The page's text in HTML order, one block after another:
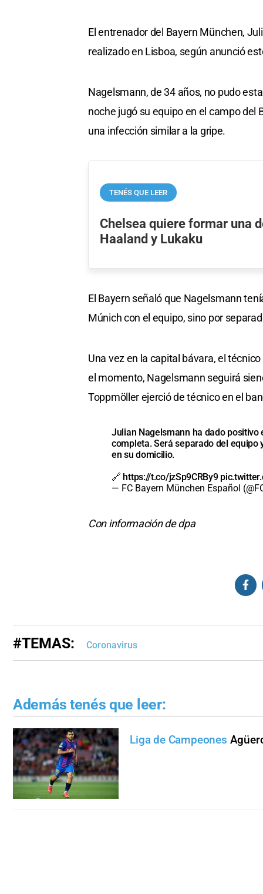
El entrenador del Bayern München,
realizado en Lisboa, según anunció
Nagelsmann, de 34 años, no pudo
noche jugó su equipo en el campo del
una infección similar a la gripe.
TENÉS QUE LEER
Chelsea quiere formar una
Haaland y Lukaku
El Bayern señaló que Nagelsmann
Múnich con el equipo, sino por
Una vez en la capital bávara, el
el momento, Nagelsmann seguirá
Toppmöller ejerció de técnico en el
Julian Nagelsmann ha dado
completa. Será separado del
en su domicilio.
🔗 https://t.co/jzSp9CRBy9
— FC Bayern München Español
Con información de dpa
#TEMAS: Coronavirus
Además tenés que leer:
Liga de Campeones